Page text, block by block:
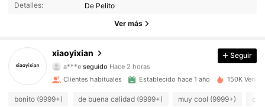
Detalles: De Pelito
Ver más
xiaoyixian
m***1 está navegando
4,95
16K Seguidores
Seguir
Clientes habituales Establecido hace 1 año 150K
bonito (9999+) de buena calidad (9999+) muy cool (9999+)